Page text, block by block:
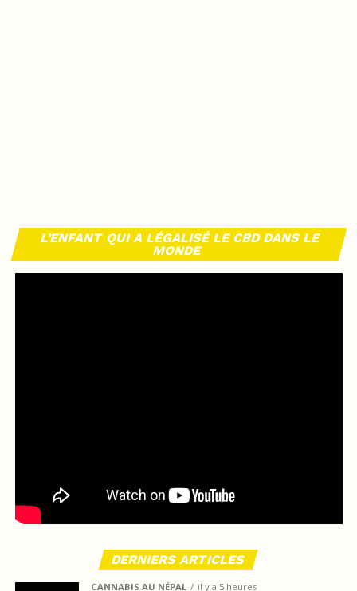
L’ENFANT QUI A LÉGALISÉ LE CBD DANS LE
MONDE
DERNIERS ARTICLES
CANNABIS AU NÉPAL il y a 5 heures